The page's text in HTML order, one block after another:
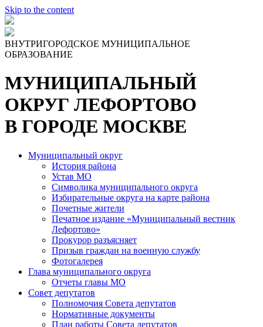
Skip to the content
ВНУТРИГОРОДСКОЕ МУНИЦИПАЛЬНОЕ
ОБРАЗОВАНИЕ
МУНИЦИПАЛЬНЫЙ
ОКРУГ ЛЕФОРТОВО
В ГОРОДЕ МОСКВЕ
Муниципальный округ
История района
Устав МО
Символика муниципального округа
Избирательные округа на карте района
Почетные жители
Печатное издание «Муниципальный вестник
Лефортово»
Прокурор разъясняет
Призыв граждан на военную службу
Фотогалерея
Глава муниципального округа
Отчеты главы МО
Совет депутатов
Полномочия Совета депутатов
Нормативные документы
План работы Совета депутатов